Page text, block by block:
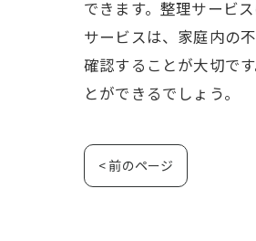
できます。整理サービ
サービスは、家庭内の
確認することが大切で
とができるでしょう。
< 前のページ